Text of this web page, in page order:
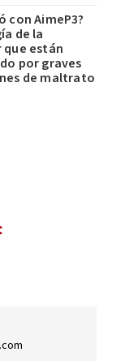
con AimeP3?
de la
están
por graves
de maltrato